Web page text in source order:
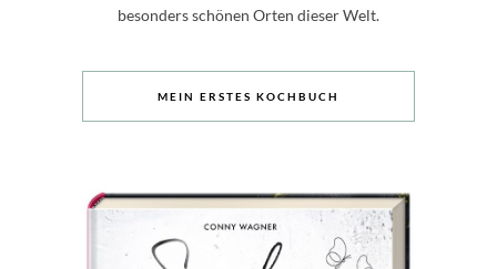
besonders schönen Orten dieser Welt.
MEIN ERSTES KOCHBUCH